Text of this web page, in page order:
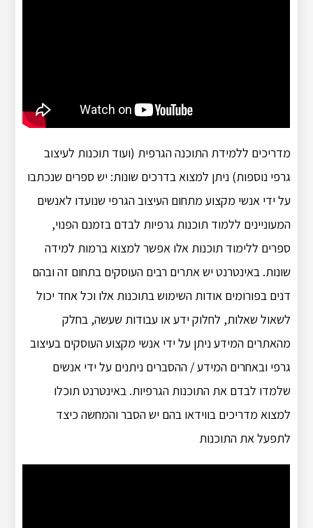
מדריכים ללמידת התוכנה הגרפית (ועוד תוכנות לעיצוב
גרפי נוספות) ניתן למצוא בדרכים שונות: יש ספרים שנכתבו
על ידי אנשי מקצוע מתחום העיצוב הגרפי שנועדו לאנשים
המעוניינים ללמוד תוכנות גרפיות לבדם בזמנם הפנוי,
ספרים ללימוד תוכנות אלו אפשר למצוא ברמות למידה
שונות. באינטרנט יש אתרים רבים העוסקים בתחום זה ובהם
דנים בפורומים אודות השימוש בתוכנות אלו וכל אחד יכול
לשאול שאלות, לחלוק ידע או עבודות שעשה, בחלק
מהאתרים המידע ניתן על ידי אנשי מקצוע העוסקים בעיצוב
גרפי ובאחרים המידע / ההסברים ניתנים על ידי אנשים
שלמדו לבדם את התוכנות הגרפיות. באינטרנט תוכלו
למצוא מדריכים בווידאו בהם יש הסבר והמחשה כיצד
לתפעל את התוכנות